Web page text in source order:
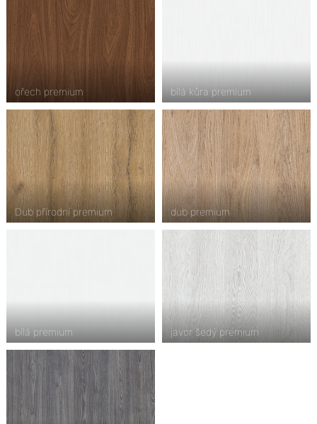
ořech premium bílá kůra premium
Dub přírodní premium dub premium
bílá premium javor šedý premium